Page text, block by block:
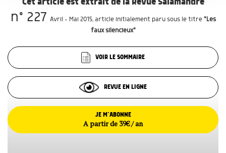
n° 227 Avril - Mai 2015, article initialement paru sous le titre "Les
faux silencieux"
VOIR LE SOMMAIRE
REVUE EN LIGNE
JE M’ABONNE
A partir de 39€ / an